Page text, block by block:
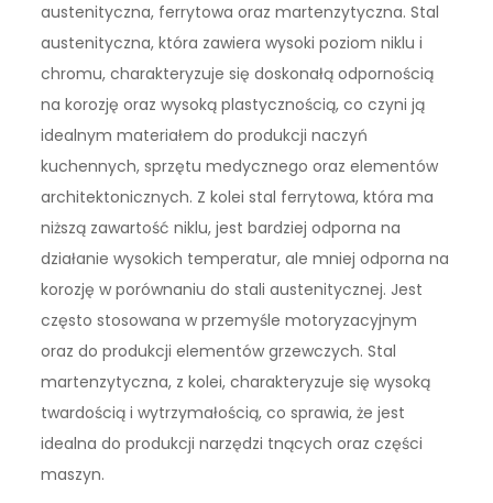
austenityczna, ferrytowa oraz martenzytyczna. Stal
austenityczna, która zawiera wysoki poziom niklu i
chromu, charakteryzuje się doskonałą odpornością
na korozję oraz wysoką plastycznością, co czyni ją
idealnym materiałem do produkcji naczyń
kuchennych, sprzętu medycznego oraz elementów
architektonicznych. Z kolei stal ferrytowa, która ma
niższą zawartość niklu, jest bardziej odporna na
działanie wysokich temperatur, ale mniej odporna na
korozję w porównaniu do stali austenitycznej. Jest
często stosowana w przemyśle motoryzacyjnym
oraz do produkcji elementów grzewczych. Stal
martenzytyczna, z kolei, charakteryzuje się wysoką
twardością i wytrzymałością, co sprawia, że jest
idealna do produkcji narzędzi tnących oraz części
maszyn.